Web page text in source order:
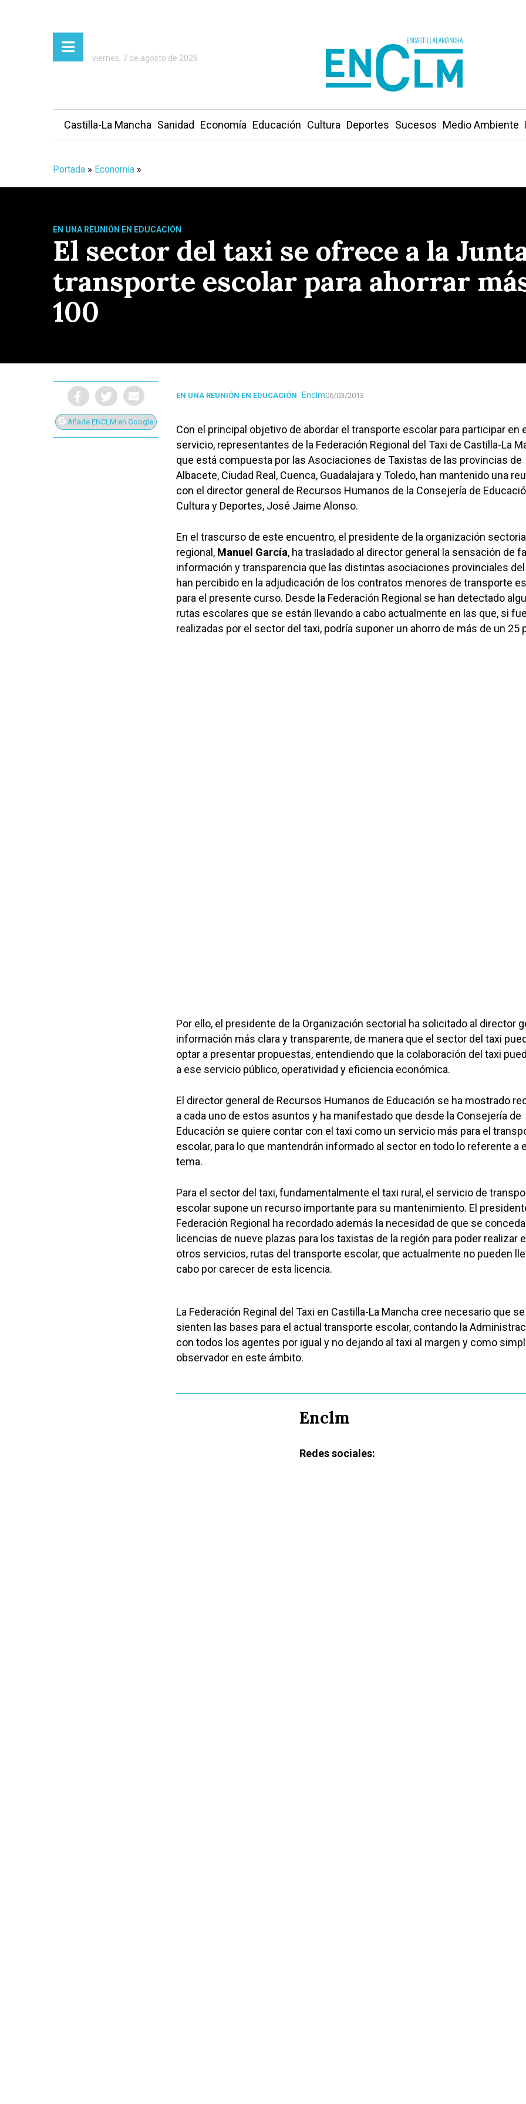
Presiona Intro para buscar o ESC para cerrar
viernes, 7 de agosto de 2026
Castilla-La Mancha Sanidad Economía Educación Cultura Deportes Sucesos Medio Ambiente
Portada » Economía »
EN UNA REUNIÓN EN EDUCACIÓN
El sector del taxi se ofrece a la
transporte escolar para ahorrar
100
Añade ENCLM en Google
EN UNA REUNIÓN EN EDUCACIÓN Enclm06/03/2013
Con el principal objetivo de abordar el transporte escolar para participar en
servicio, representantes de la Federación Regional del Taxi de Castilla-La
que está compuesta por las Asociaciones de Taxistas de las provincias de
Albacete, Ciudad Real, Cuenca, Guadalajara y Toledo, han mantenido una
con el director general de Recursos Humanos de la Consejería de
Cultura y Deportes, José Jaime Alonso.
En el trascurso de este encuentro, el presidente de la organización sectorial
regional, Manuel García, ha trasladado al director general la sensación de
información y transparencia que las distintas asociaciones provinciales
han percibido en la adjudicación de los contratos menores de transporte
para el presente curso. Desde la Federación Regional se han detectado
rutas escolares que se están llevando a cabo actualmente en las que, si
realizadas por el sector del taxi, podría suponer un ahorro de más de un 25
Por ello, el presidente de la Organización sectorial ha solicitado al director
información más clara y transparente, de manera que el sector del taxi
optar a presentar propuestas, entendiendo que la colaboración del taxi
a ese servicio público, operatividad y eficiencia económica.
El director general de Recursos Humanos de Educación se ha mostrado
a cada uno de estos asuntos y ha manifestado que desde la Consejería de
Educación se quiere contar con el taxi como un servicio más para el
escolar, para lo que mantendrán informado al sector en todo lo referente a
tema.
Para el sector del taxi, fundamentalmente el taxi rural, el servicio de
escolar supone un recurso importante para su mantenimiento. El
Federación Regional ha recordado además la necesidad de que se
licencias de nueve plazas para los taxistas de la región para poder realizar
otros servicios, rutas del transporte escolar, que actualmente no pueden
cabo por carecer de esta licencia.
La Federación Reginal del Taxi en Castilla-La Mancha cree necesario que se
sienten las bases para el actual transporte escolar, contando la
con todos los agentes por igual y no dejando al taxi al margen y como
observador en este ámbito.
Enclm
Redes sociales: